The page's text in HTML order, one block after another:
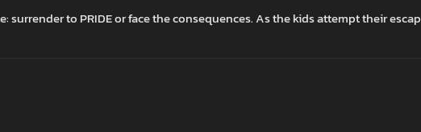
to PRIDE or face the consequences. As the kids attempt their